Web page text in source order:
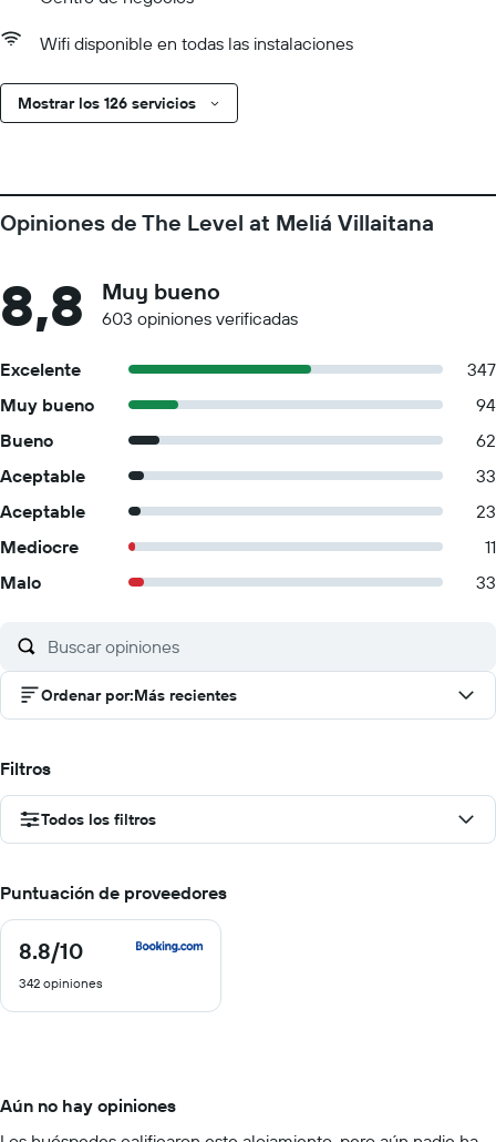
Wifi disponible en todas las instalaciones
Mostrar los 126 servicios
Opiniones de The Level at Meliá Villaitana
8,8 Muy bueno
603 opiniones verificadas
Excelente
347
Muy bueno
94
Bueno
62
Aceptable
33
Aceptable
23
Mediocre
11
Malo
33
Ordenar por:Más recientes
Filtros
Todos los filtros
Puntuación de proveedores
8.8/10
8.8
10
342 opiniones
Aún no hay opiniones